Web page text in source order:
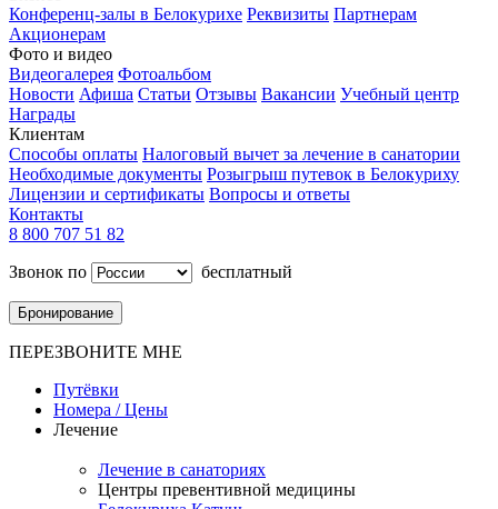
Конференц-залы в Белокурихе Реквизиты Партнерам
Акционерам
Фото и видео
Видеогалерея Фотоальбом
Новости Афиша Статьи Отзывы Вакансии Учебный центр
Награды
Клиентам
Способы оплаты Налоговый вычет за лечение в санатории
Необходимые документы Розыгрыш путевок в Белокуриху
Лицензии и сертификаты Вопросы и ответы
Контакты
8 800 707 51 82
Звонок по
бесплатный
Бронирование
ПЕРЕЗВОНИТЕ МНЕ
Путёвки
Номера / Цены
Лечение
Лечение в санаториях
Центры превентивной медицины